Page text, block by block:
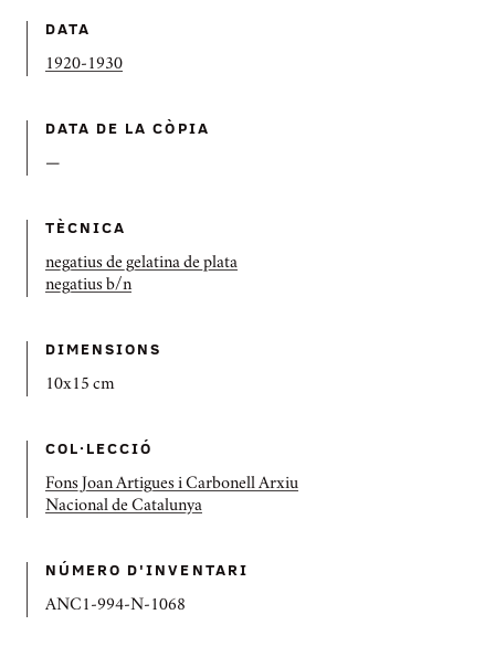
DATA
1920-1930
DATA DE LA CÒPIA
—
TÈCNICA
negatius de gelatina de plata
negatius b/n
DIMENSIONS
10x15 cm
COL·LECCIÓ
Fons Joan Artigues i Carbonell Arxiu
Nacional de Catalunya
NÚMERO D'INVENTARI
ANC1-994-N-1068